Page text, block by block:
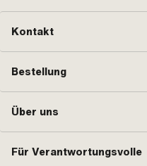
Kontakt
Bestellung
Über uns
Für Verantwortungsvolle